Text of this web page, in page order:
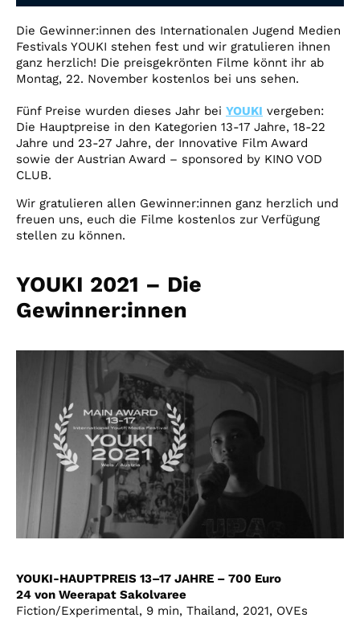
Account
Suche
Die Gewinner:innen des Internationalen Jugend Medien
Festivals YOUKI stehen fest und wir gratulieren ihnen
ganz herzlich! Die preisgekrönten Filme könnt ihr ab
Montag, 22. November kostenlos bei uns sehen.
Fünf Preise wurden dieses Jahr bei YOUKI vergeben:
Die Hauptpreise in den Kategorien 13-17 Jahre, 18-22
Jahre und 23-27 Jahre, der Innovative Film Award
sowie der Austrian Award – sponsored by KINO VOD
CLUB.
Wir gratulieren allen Gewinner:innen ganz herzlich und
freuen uns, euch die Filme kostenlos zur Verfügung
stellen zu können.
YOUKI 2021 – Die
Gewinner:innen
YOUKI-HAUPTPREIS 13–17 JAHRE – 700 Euro
24 von Weerapat Sakolvaree
Fiction/Experimental, 9 min, Thailand, 2021, OVEs